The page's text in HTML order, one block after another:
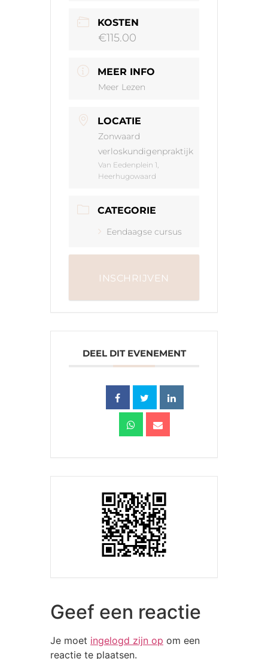
KOSTEN
€115.00
MEER INFO
Meer Lezen
LOCATIE
Zonwaard
verloskundigenpraktijk
Van Eedenplein 1,
Heerhugowaard
CATEGORIE
Eendaagse cursus
INSCHRIJVEN
DEEL DIT EVENEMENT
Geef een reactie
Je moet ingelogd zijn op om een
reactie te plaatsen.